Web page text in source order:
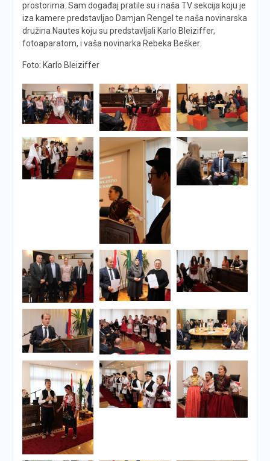
prostorima. Sam događaj pratile su i naša TV sekcija koju je
iza kamere predstavljao Damjan Rengel te naša novinarska
družina Nautes koju su predstavljali Karlo Bleiziffer,
fotoaparatom, i vaša novinarka Rebeka Bešker.
Foto: Karlo Bleiziffer